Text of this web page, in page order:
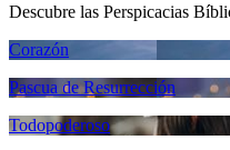
Descubre las Perspicacias
Corazón
Pascua de Resurrección
Todopoderoso